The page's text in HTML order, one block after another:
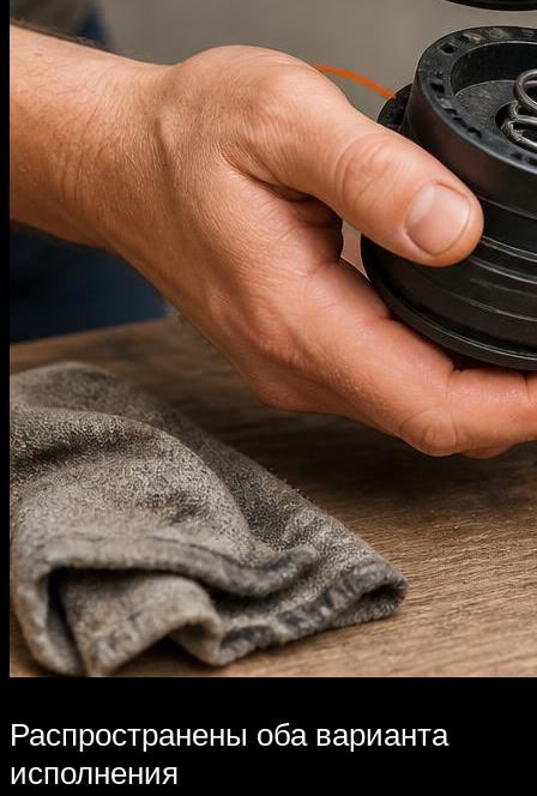
Распространены оба варианта
исполнения